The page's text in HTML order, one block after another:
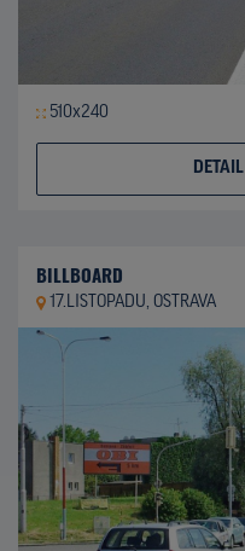
510x240
DETAIL
BILLBOARD
17.LISTOPADU, OSTRAVA